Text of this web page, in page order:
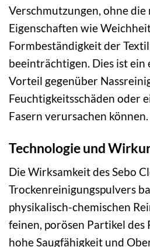
Verschmutzungen, ohne
Eigenschaften wie
Formbeständigkeit der
beeinträchtigen. Dies ist ein
Vorteil gegenüber
Feuchtigkeitsschäden oder
Fasern verursachen können.
Technologie und
Die Wirksamkeit des Sebo
Trockenreinigungspulvers
physikalisch-chemischen
feinen, porösen Partikel des
hohe Saugfähigkeit und